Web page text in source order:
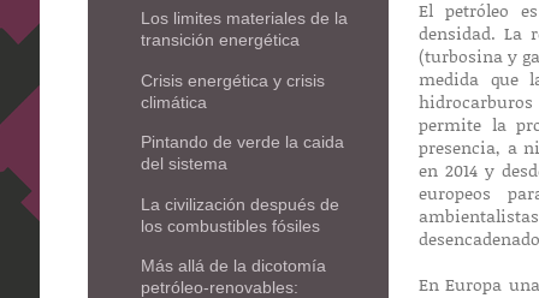
El petróleo
densidad. La
(turbosina y
medida que
hidrocarburos
permite la
presencia, a
en 2014 y
europeos
En Europa
Los limites materiales de la
transición energética
Crisis energética y crisis
climática
Pintando de verde la caida
del sistema
La civilización después de
los combustibles fósiles
Más allá de la dicotomía
petróleo-renovables: